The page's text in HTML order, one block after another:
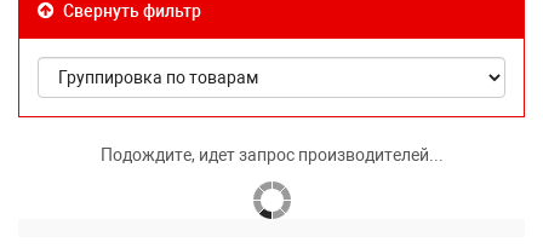
Свернуть фильтр
Подождите, идет запрос производителей...